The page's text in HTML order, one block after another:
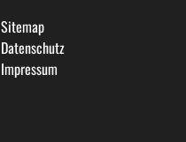
Sitemap
Datenschutz
Impressum